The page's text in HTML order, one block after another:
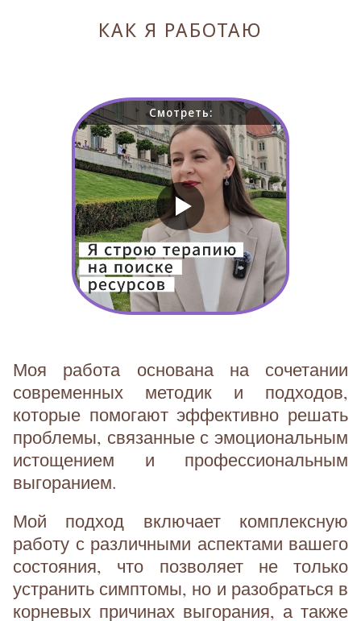
КАК Я РАБОТАЮ
Смотреть:
Моя работа основана на сочетании
современных методик и подходов,
которые помогают эффективно решать
проблемы, связанные с эмоциональным
истощением и профессиональным
выгоранием.
Мой подход включает комплексную
работу с различными аспектами вашего
состояния, что позволяет не только
устранить симптомы, но и разобраться в
корневых причинах выгорания, а также